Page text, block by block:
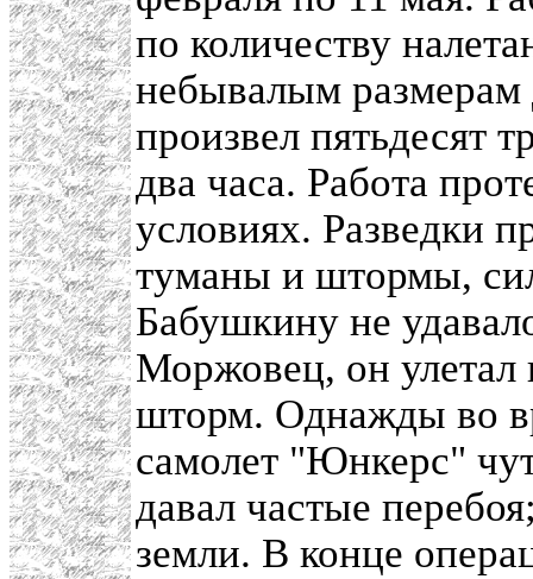
по количеству
небывалым
произвел пятьдесят
два часа. Работа
условиях. Разведки
туманы и штормы,
Бабушкину не
Моржовец, он улетал
шторм. Однажды во
самолет "Юнкерс"
давал частые
земли. В конце